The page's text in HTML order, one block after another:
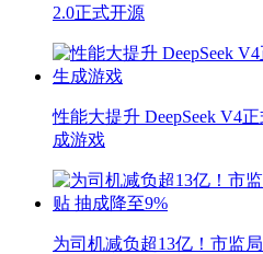
2.0正式开源
性能大提升 DeepSeek V4
成游戏
为司机减负超13亿！市监